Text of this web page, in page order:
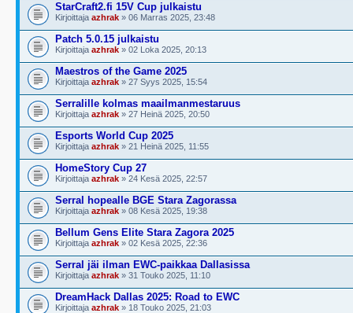
StarCraft2.fi 15V Cup julkaistu
Kirjoittaja azhrak » 06 Marras 2025, 23:48
Patch 5.0.15 julkaistu
Kirjoittaja azhrak » 02 Loka 2025, 20:13
Maestros of the Game 2025
Kirjoittaja azhrak » 27 Syys 2025, 15:54
Serralille kolmas maailmanmestaruus
Kirjoittaja azhrak » 27 Heinä 2025, 20:50
Esports World Cup 2025
Kirjoittaja azhrak » 21 Heinä 2025, 11:55
HomeStory Cup 27
Kirjoittaja azhrak » 24 Kesä 2025, 22:57
Serral hopealle BGE Stara Zagorassa
Kirjoittaja azhrak » 08 Kesä 2025, 19:38
Bellum Gens Elite Stara Zagora 2025
Kirjoittaja azhrak » 02 Kesä 2025, 22:36
Serral jäi ilman EWC-paikkaa Dallasissa
Kirjoittaja azhrak » 31 Touko 2025, 11:10
DreamHack Dallas 2025: Road to EWC
Kirjoittaja azhrak » 18 Touko 2025, 21:03